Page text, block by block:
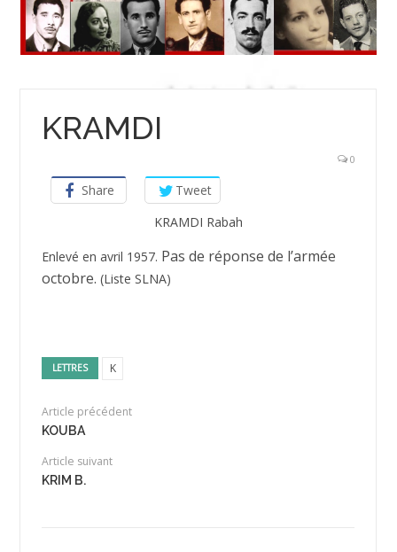
KRAMDI
0
Share
Tweet
KRAMDI Rabah
Enlevé en avril 1957. Pas de réponse de l’armée
octobre. (Liste SLNA)
LETTRES K
Article précédent
KOUBA
Article suivant
KRIM B.